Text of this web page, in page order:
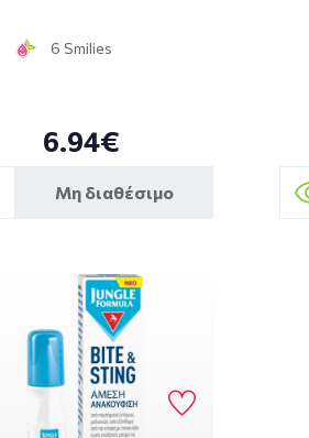
6 Smilies
6.94€
Μη διαθέσιμο